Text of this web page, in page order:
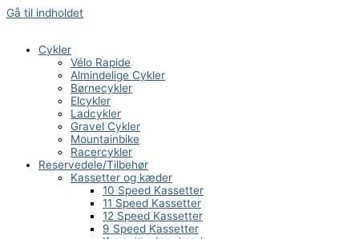
Gå til indholdet
Cykler
Vélo Rapide
Almindelige Cykler
Børnecykler
Elcykler
Ladcykler
Gravel Cykler
Mountainbike
Racercykler
Reservedele/Tilbehør
Kassetter og kæder
10 Speed Kassetter
11 Speed Kassetter
12 Speed Kassetter
9 Speed Kassetter